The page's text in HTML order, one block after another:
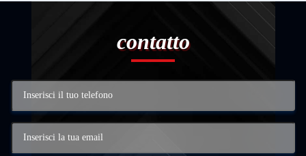
contatto